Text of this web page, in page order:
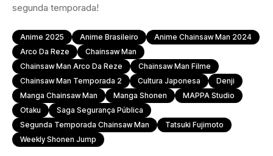
segunda temporada!
Anime 2025 Anime Brasileiro
Anime Chainsaw Man 2024
Arco Da Reze
Chainsaw Man
Chainsaw Man Arco Da Reze
Chainsaw Man Filme
Chainsaw Man Temporada 2
Cultura Japonesa
Denji
Manga Chainsaw Man
Manga Shonen
MAPPA Studio
Otaku
Saga Segurança Pública
Segunda Temporada Chainsaw Man
Tatsuki Fujimoto
Weekly Shonen Jump